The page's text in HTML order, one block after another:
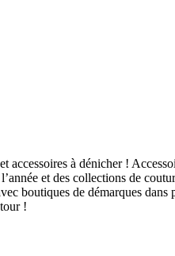
à dénicher !
et des collections de
boutiques de démarques dans
!